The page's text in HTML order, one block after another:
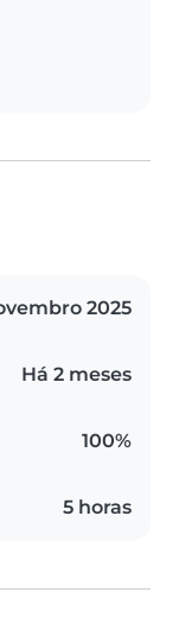
2025
Há 2 meses
100%
5 horas